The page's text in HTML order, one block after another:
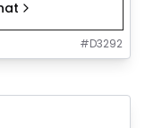
#D3292